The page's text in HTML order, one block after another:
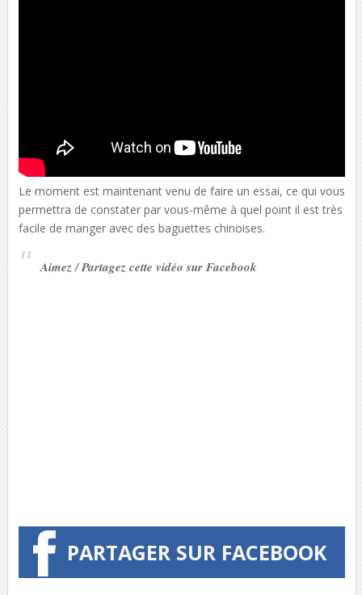
Le moment est maintenant venu de faire un essai, ce qui vous
permettra de constater par vous-même à quel point il est très
facile de manger avec des baguettes chinoises.
Aimez / Partagez cette vidéo sur Facebook
PARTAGER SUR FACEBOOK